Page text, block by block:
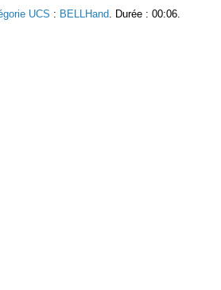
UCS : BELLHand. Durée : 00:06.